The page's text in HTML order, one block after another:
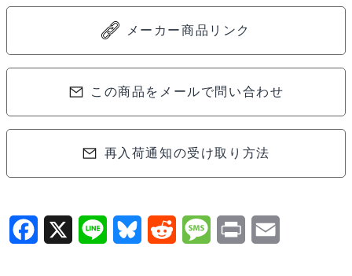
ー
イ
ス
リ
ン
メーカー商品リンク
この商品をメールで問い合わせ
再入荷通知の受け取り方法
X B R M P